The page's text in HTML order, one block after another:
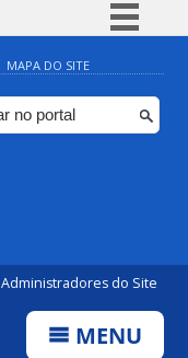
Simplifique!
Comunica BR
Participe
MAPA DO SITE
Administradores do Site
MENU